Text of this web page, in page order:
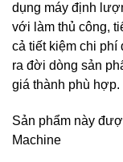
dụng máy định
với làm thủ công,
cả tiết kiệm chi phí
ra đời dòng sản
giá thành phù hợp.
Sản phẩm này
Machine